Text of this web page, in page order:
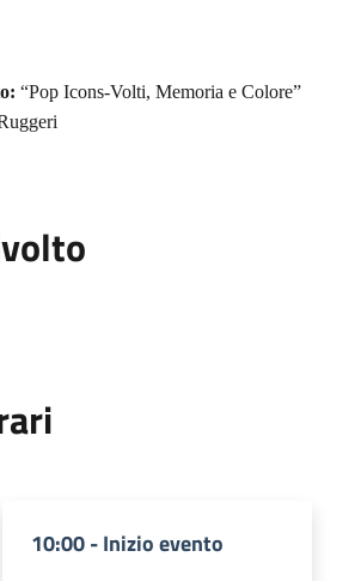
“Pop Icons-Volti, Memoria e Colore”
10:00 - Inizio evento